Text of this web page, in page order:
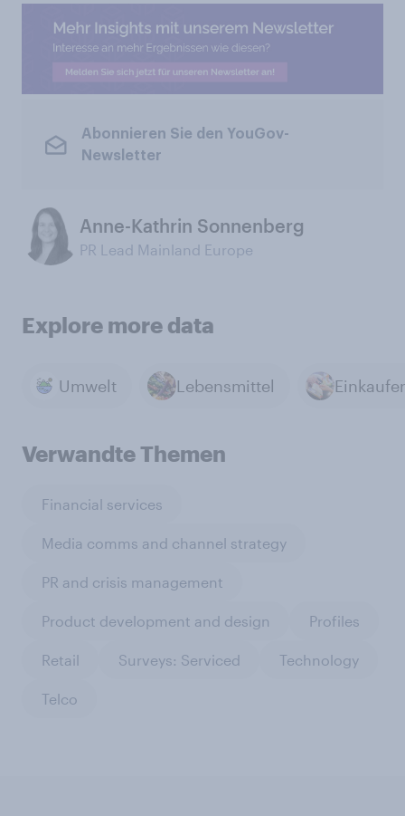
Abonnieren Sie den YouGov-
Newsletter
Anne-Kathrin Sonnenberg
PR Lead Mainland Europe
Explore more data
Umwelt Lebensmittel
Verwandte Themen
Financial services
Media comms and channel strategy
PR and crisis management
Product development and design Profiles
Retail Surveys: Serviced Technology
Telco